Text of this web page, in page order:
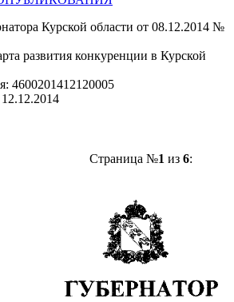
Курской области от 08.12.2014 №
развития конкуренции в Курской
4600201412120005
12.12.2014
Страница №1 из 6: